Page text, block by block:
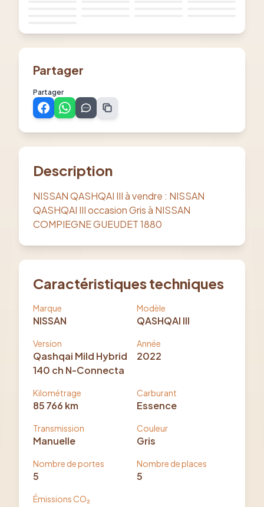
Partager
Partager
Description
NISSAN QASHQAI III à vendre : NISSAN
QASHQAI III occasion Gris à NISSAN
COMPIEGNE GUEUDET 1880
Caractéristiques techniques
Marque
NISSAN
Modèle
QASHQAI III
Version
Qashqai Mild Hybrid
140 ch N-Connecta
Année
2022
Kilométrage
85 766 km
Carburant
Essence
Transmission
Manuelle
Couleur
Gris
Nombre de portes
5
Nombre de places
5
Émissions CO₂